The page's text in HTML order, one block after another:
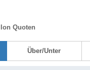
Quoten
Über/Unter